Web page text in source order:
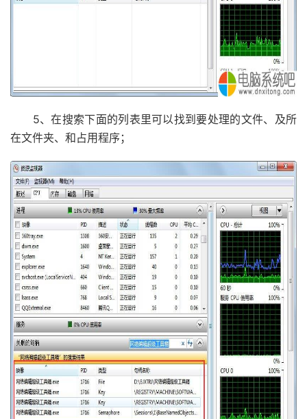
5、在搜索下面的列表里可以找到要处理的文件、及所
在文件夹、和占用程序；